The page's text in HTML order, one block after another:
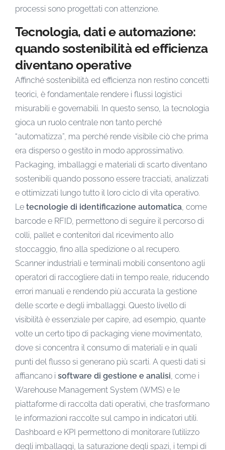
processi sono progettati con attenzione.
Tecnologia, dati e automazione:
quando sostenibilità ed efficienza
diventano operative
Affinché sostenibilità ed efficienza non restino concetti
teorici, è fondamentale rendere i flussi logistici
misurabili e governabili. In questo senso, la tecnologia
gioca un ruolo centrale non tanto perché
“automatizza”, ma perché rende visibile ciò che prima
era disperso o gestito in modo approssimativo.
Packaging, imballaggi e materiali di scarto diventano
sostenibili quando possono essere tracciati, analizzati
e ottimizzati lungo tutto il loro ciclo di vita operativo.
Le tecnologie di identificazione automatica , come
barcode e RFID, permettono di seguire il percorso di
colli, pallet e contenitori dal ricevimento allo
stoccaggio, fino alla spedizione o al recupero.
Scanner industriali e terminali mobili consentono agli
operatori di raccogliere dati in tempo reale, riducendo
errori manuali e rendendo più accurata la gestione
delle scorte e degli imballaggi. Questo livello di
visibilità è essenziale per capire, ad esempio, quante
volte un certo tipo di packaging viene movimentato,
dove si concentra il consumo di materiali e in quali
punti del flusso si generano più scarti. A questi dati si
affiancano i software di gestione e analisi , come i
Warehouse Management System (WMS) e le
piattaforme di raccolta dati operativi, che trasformano
le informazioni raccolte sul campo in indicatori utili.
Dashboard e KPI permettono di monitorare l’utilizzo
degli imballaggi, la saturazione degli spazi, i tempi di